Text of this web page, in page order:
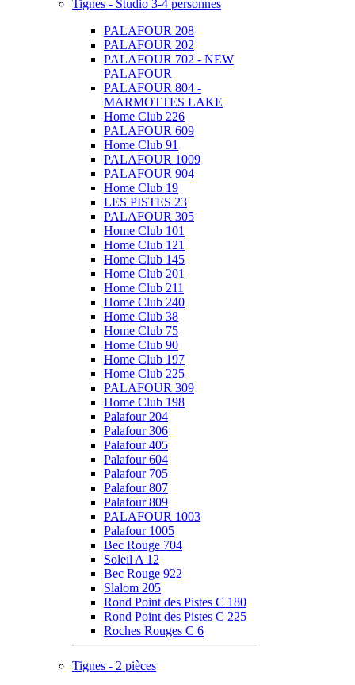
Tignes - Studio 3-4 personnes
PALAFOUR 208
PALAFOUR 202
PALAFOUR 702 - NEW
PALAFOUR
PALAFOUR 804 -
MARMOTTES LAKE
Home Club 226
PALAFOUR 609
Home Club 91
PALAFOUR 1009
PALAFOUR 904
Home Club 19
LES PISTES 23
PALAFOUR 305
Home Club 101
Home Club 121
Home Club 145
Home Club 201
Home Club 211
Home Club 240
Home Club 38
Home Club 75
Home Club 90
Home Club 197
Home Club 225
PALAFOUR 309
Home Club 198
Palafour 204
Palafour 306
Palafour 405
Palafour 604
Palafour 705
Palafour 807
Palafour 809
PALAFOUR 1003
Palafour 1005
Bec Rouge 704
Soleil A 12
Bec Rouge 922
Slalom 205
Rond Point des Pistes C 180
Rond Point des Pistes C 225
Roches Rouges C 6
Tignes - 2 pièces